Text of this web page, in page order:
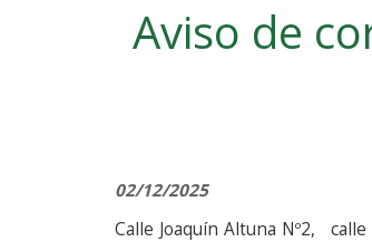
Aviso de
02/12/2025
Calle Joaquín Altuna Nº2,